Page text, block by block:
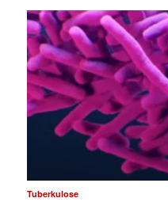
Tuberkulose